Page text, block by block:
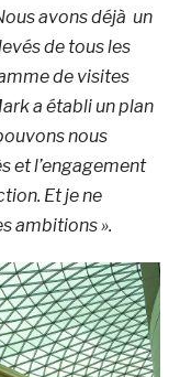
avons déjà un
de tous les
de visites
a établi un plan
nous
et l’engagement
Et je ne
ambitions ».